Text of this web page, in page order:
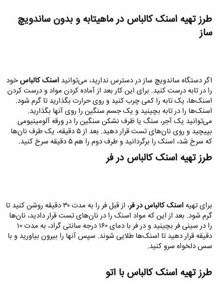
طرز تهیه اسنک کالباس در ماهیتابه و بدون ساندویچ
ساز​
اگر دستگاه ساندویچ ساز در دسترس ندارید، می‌توانید اسنک کالباسخود
را در تابه درست کنید. برای این کار بعد از آماده کردن مواد و درست کردن
اسنک‌ها، یک تابه را کمی چرب کنید و روی حرارت بگذارید تا گرم شود.
اسنک‌ها را در تابه بچینید و یک جسم سنگین را روی آنها بگذارید.
می‌توانید یک آجر، سنگ یا ظرف نشکن سنگین را در ورقه آلومینیومی
بپیچید و روی نان‌های تست قرار دهید. بعد از ۵ دقیقه، یک طرف نان‌ها
که سرخ شد، اسنک را برگردانید و طرف دوم را هم ۵ دقیقه سرخ کنید.
طرز تهیه اسنک کالباس در فر​
برای تهیه اسنک کالباس در فر
، از قبل فر را به مدت ۳۰ دقیقه روشن کنید تا
گرم شود. بعد از این که مواد اسنک را در نان‌های تست قرار دادید، نان‌ها
را در سینی فر بچینید و در فر با دمای ۱۶۰ درجه سانتی گراد، به مدت ۱۰
دقیقه قرار دهید تا اسنک‌ها طلایی شوند. سپس آنها را بیرون بیاورید و با
سس دلخواه سرو کنید.
طرز تهیه اسنک کالباس با اتو​